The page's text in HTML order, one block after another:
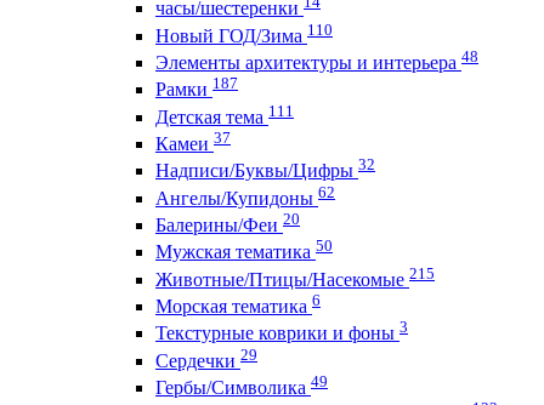
часы/шестеренки
Новый ГОД/Зима 110
Элементы архитектуры и интерьера 48
Рамки 187
Детская тема 111
Камеи 37
Надписи/Буквы/Цифры 32
Ангелы/Купидоны 62
Балерины/Феи 20
Мужская тематика 50
Животные/Птицы/Насекомые 215
Морская тематика 6
Текстурные коврики и фоны 3
Сердечки 29
Гербы/Символика 49